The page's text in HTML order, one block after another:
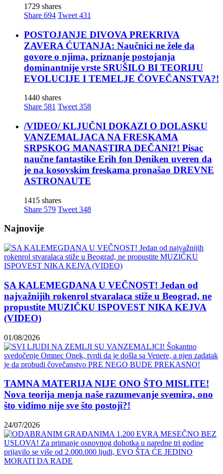
1729 shares
Share 694 Tweet 431
POSTOJANJE DIVOVA PREKRIVA
ZAVERA ĆUTANJA: Naučnici ne žele da
govore o njima, priznanje postojanja
dominantnije vrste SRUŠILO BI TEORIJU
EVOLUCIJE I TEMELJE ČOVEČANSTVA?!
1440 shares
Share 581 Tweet 358
/VIDEO/ KLJUČNI DOKAZI O DOLASKU
VANZEMALJACA NA FRESKAMA
SRPSKOG MANASTIRA DEČANI?! Pisac
naučne fantastike Erih fon Deniken uveren da
je na kosovskim freskama pronašao DREVNE
ASTRONAUTE
1415 shares
Share 579 Tweet 348
Najnovije
SA KALEMEGDANA U VEČNOST! Jedan od
najvažnijih rokenrol stvaralaca stiže u Beograd, ne
propustite MUZIČKU ISPOVEST NIKA KEJVA
(VIDEO)
01/08/2026
TAMNA MATERIJA NIJE ONO ŠTO MISLITE!
Nova teorija menja naše razumevanje svemira, ono
što vidimo nije sve što postoji?!
24/07/2026